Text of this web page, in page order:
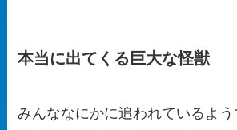
本当に出てくる巨大な怪獣
みんななにかに追われているよ